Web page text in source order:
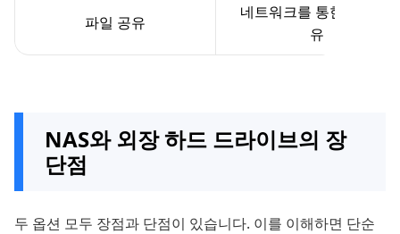
파일 공유
네트워크를 통한 쉬운 공
유
NAS와 외장 하드 드라이브의 장
단점
두 옵션 모두 장점과 단점이 있습니다. 이를 이해하면 단순